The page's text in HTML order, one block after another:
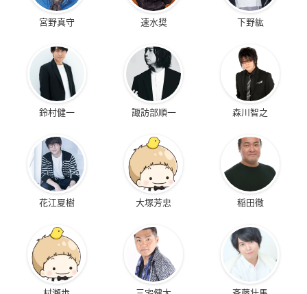
宮野真守 速水奨 下野紘
鈴村健一 諏訪部順一 森川智之
花江夏樹 大塚芳忠 稲田徹